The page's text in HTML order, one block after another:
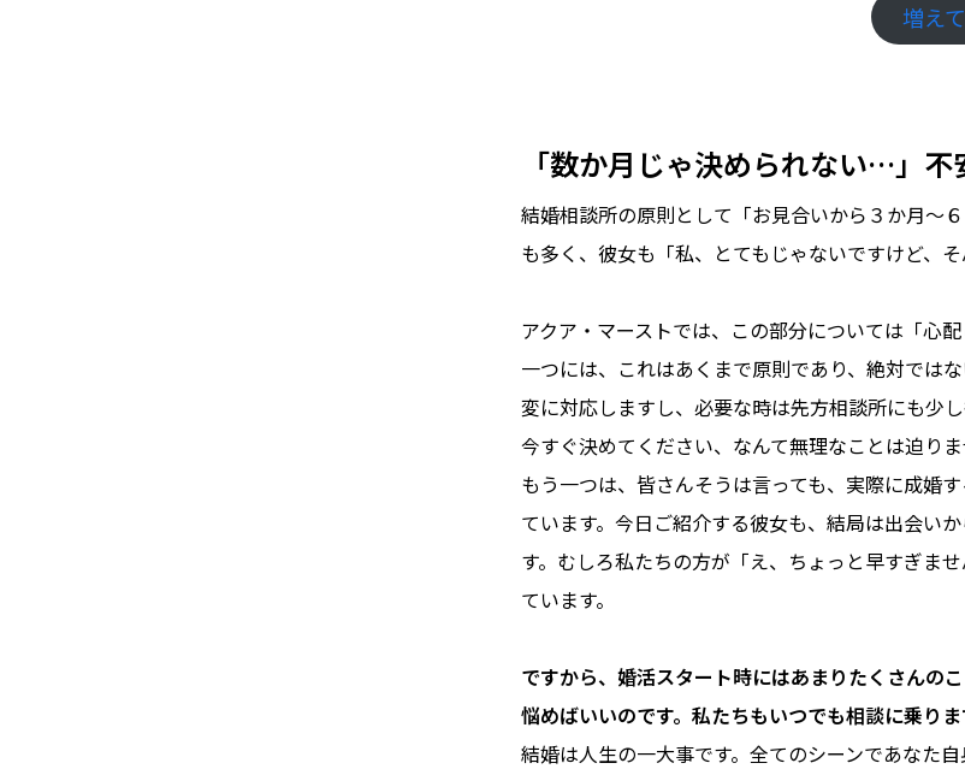
増え
「数か月じゃ決められない…」
結婚相談所の原則として「お見合いから３か月～
も多く、彼女も「私、とてもじゃないですけど、
アクア・マーストでは、この部分については「心
一つには、これはあくまで原則であり、絶対では
変に対応しますし、必要な時は先方相談所にも少
今すぐ決めてください、なんて無理なことは迫りま
もう一つは、皆さんそうは言っても、実際に成婚
ています。今日ご紹介する彼女も、結局は出会い
す。むしろ私たちの方が「え、ちょっと早すぎま
ています。
ですから、婚活スタート時にはあまりたくさんの
悩めばいいのです。私たちもいつでも相談に乗りま
結婚は人生の一大事です。全てのシーンであなた